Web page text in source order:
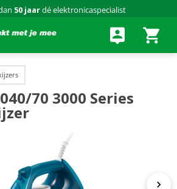
door heel Nederland
70 3000 Series